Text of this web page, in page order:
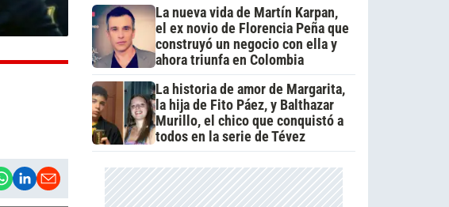
La nueva vida de Martín Karpan,
el ex novio de Florencia Peña que
construyó un negocio con ella y
ahora triunfa en Colombia
La historia de amor de Margarita,
la hija de Fito Páez, y Balthazar
Murillo, el chico que conquistó a
todos en la serie de Tévez